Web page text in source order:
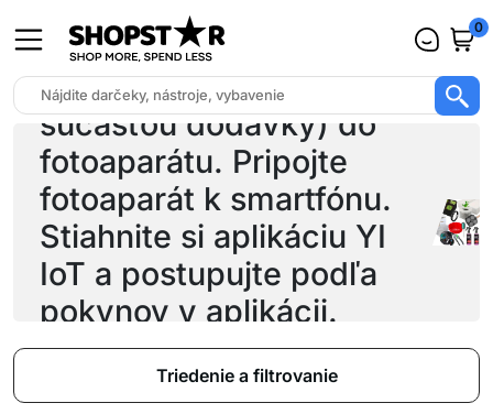
0
Vložte kartu SD (nie je
súčasťou dodávky) do
fotoaparátu. Pripojte
fotoaparát k smartfónu.
Stiahnite si aplikáciu YI
IoT a postupujte podľa
pokynov v aplikácii.
Aplikácia umožňuje sledo
Triedenie a filtrovanie